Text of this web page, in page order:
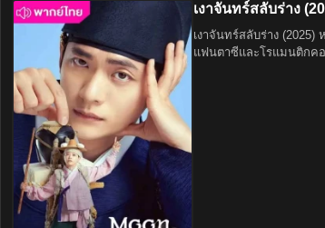
เงาจันทร์สลับร่าง
เงาจันทร์สลับร่าง
แฟนตาซีและโรแมนติกค